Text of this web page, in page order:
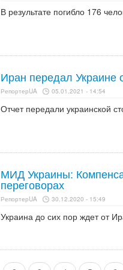
В результате погибло 176
Иран передал Украине
РепортерUA 05.01.2021 - 14:54
Отчет передали украинской
МИД Украины:
переговорах
РепортерUA 30.12.2020 - 15:49
Украина до сих пор ждет от